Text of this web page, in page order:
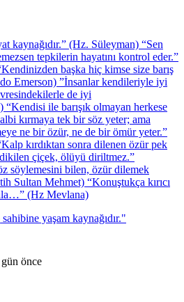
kaynağıdır.” (Hz. Süleyman) “Sen
tepkilerin hayatını kontrol eder.”
başka hiç kimse size barış
Emerson) ”İnsanlar kendileriyle iyi
de iyi
“Kendisi ile barışık olmayan herkese
kırmaya tek bir söz yeter; ama
ne bir özür, ne de bir ömür yeter.”
kırdıktan sonra dilenen özür pek
çiçek, ölüyü diriltmez.”
söylemesini bilen, özür dilemek
Sultan Mehmet) “Konuştukça kırıcı
(Hz Mevlana)
yaşam kaynağıdır."
önce